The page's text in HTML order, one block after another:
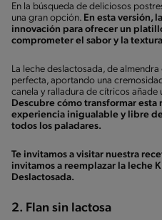
En la búsqueda de deliciosos
una gran opción. En esta versión,
innovación para ofrecer un
comprometer el sabor y la
La leche deslactosada, de
perfecta, aportando una
canela y ralladura de cítricos
Descubre cómo transformar
experiencia inigualable y libre
todos los paladares.
Te invitamos a visitar nuestra
invitamos a reemplazar la leche
Deslactosada.
2. Flan sin lactosa